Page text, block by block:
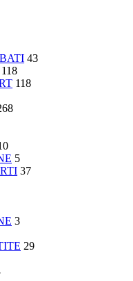
43
118
118
5
37
3
29